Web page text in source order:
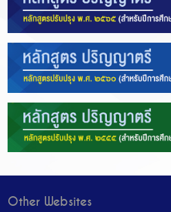
Other Websites